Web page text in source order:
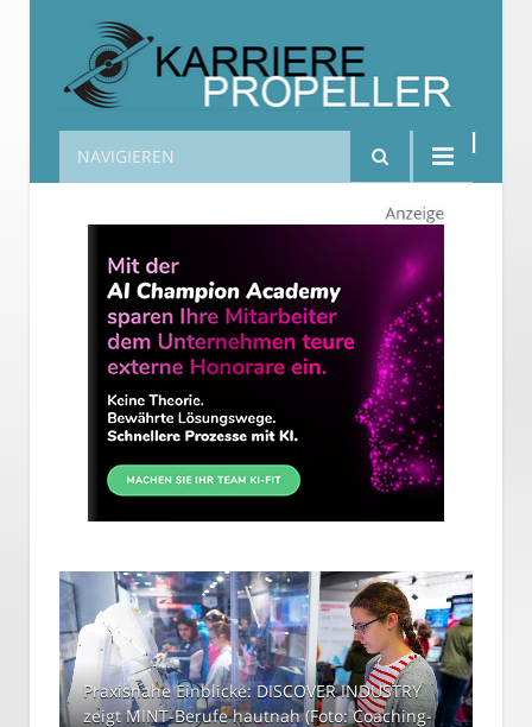
Karrierepropeller
NAVIGIEREN
Praxisnahe Einblicke: DISCOVER INDUSTRY
zeigt MINT-Berufe hautnah (Foto: Coaching-